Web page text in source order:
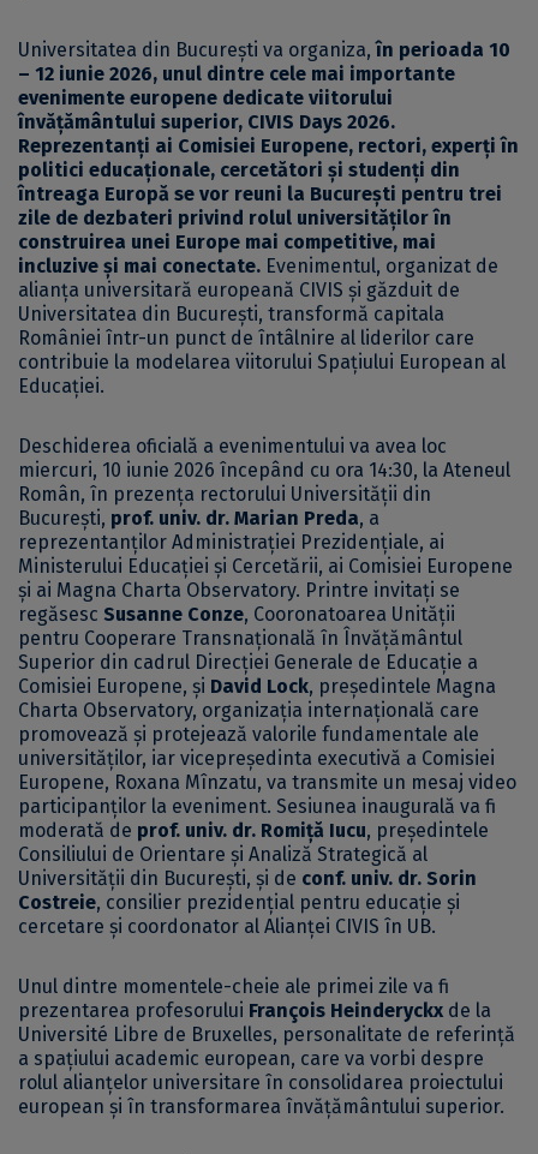
Universitatea din București va organiza,în perioada 10
– 12 iunie 2026, unul dintre cele mai importante
evenimente europene dedicate viitorului
învățământului superior, CIVIS Days 2026.
Reprezentanți ai Comisiei Europene, rectori, experți în
politici educaționale, cercetători și studenți din
întreaga Europă se vor reuni la București pentru trei
zile de dezbateri privind rolul universităților în
construirea unei Europe mai competitive, mai
incluzive și mai conectate. Evenimentul, organizat de
alianța universitară europeană CIVIS și găzduit de
Universitatea din București, transformă capitala
României într-un punct de întâlnire al liderilor care
contribuie la modelarea viitorului Spațiului European al
Educației.
Deschiderea oficială a evenimentului va avea loc
miercuri, 10 iunie 2026 începând cu ora 14:30, la Ateneul
Român, în prezența rectorului Universității din
București, prof. univ. dr. Marian Preda, a
reprezentanților Administrației Prezidențiale, ai
Ministerului Educației și Cercetării, ai Comisiei Europene
și ai Magna Charta Observatory. Printre invitați se
regăsesc Susanne Conze, Cooronatoarea Unității
pentru Cooperare Transnațională în Învățământul
Superior din cadrul Direcției Generale de Educație a
Comisiei Europene, și David Lock, președintele Magna
Charta Observatory, organizația internațională care
promovează și protejează valorile fundamentale ale
universităților, iar vicepreședinta executivă a Comisiei
Europene, Roxana Mînzatu, va transmite un mesaj video
participanților la eveniment. Sesiunea inaugurală va fi
moderată de prof. univ. dr. Romiță Iucu, președintele
Consiliului de Orientare și Analiză Strategică al
Universității din București, și de conf. univ. dr. Sorin
Costreie, consilier prezidențial pentru educație și
cercetare și coordonator al Alianței CIVIS în UB.
Unul dintre momentele-cheie ale primei zile va fi
prezentarea profesorului François Heinderyckx de la
Université Libre de Bruxelles, personalitate de referință
a spațiului academic european, care va vorbi despre
rolul alianțelor universitare în consolidarea proiectului
european și în transformarea învățământului superior.